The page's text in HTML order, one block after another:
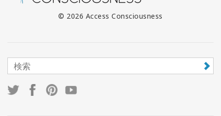
© 2026 Access Consciousness